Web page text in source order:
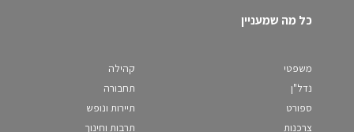
כל מה שמעניין
משפטי
נדל"ן
ספורט
צרכנות
קהילה
תחבורה
תיירות ונופש
תרבות וחינוך